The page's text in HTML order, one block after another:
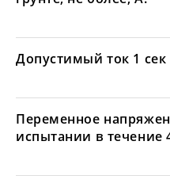
Допустимый ток 1 сек
Переменное
испытании в течение